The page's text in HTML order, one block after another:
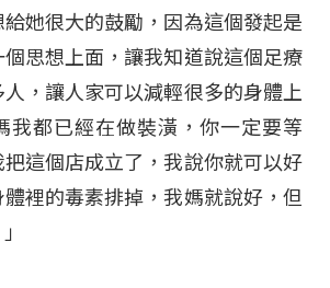
她很大的鼓勵，因為這個發起是
思想上面，讓我知道說這個足療
，讓人家可以減輕很多的身體上
我都已經在做裝潢，你一定要等
這個店成立了，我說你就可以好
裡的毒素排掉，我媽就說好，但